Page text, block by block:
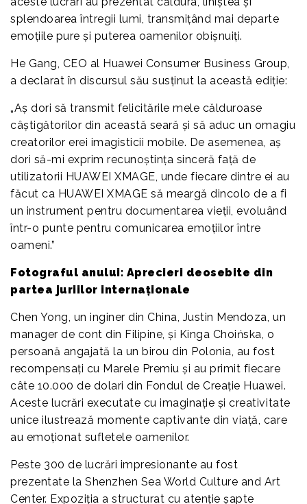
splendoarea întregii lumi, transmițând mai departe
emoțiile pure și puterea oamenilor obișnuiți.
He Gang, CEO al Huawei Consumer Business Group,
a declarat în discursul său susținut la această ediție:
„Aș dori să transmit felicitările mele călduroase
câștigătorilor din această seară și să aduc un omagiu
creatorilor erei imagisticii mobile. De asemenea, aș
dori să-mi exprim recunoștința sinceră față de
utilizatorii HUAWEI XMAGE, unde fiecare dintre ei au
făcut ca HUAWEI XMAGE să meargă dincolo de a fi
un instrument pentru documentarea vieții, evoluând
într-o punte pentru comunicarea emoțiilor între
oameni.”
Fotograful anului: Aprecieri deosebite din
partea juriilor internaționale
Chen Yong, un inginer din China, Justin Mendoza, un
manager de cont din Filipine, și Kinga Choińska, o
persoană angajată la un birou din Polonia, au fost
recompensați cu Marele Premiu și au primit fiecare
câte 10.000 de dolari din Fondul de Creație Huawei.
Aceste lucrări executate cu imaginație și creativitate
unice ilustrează momente captivante din viață, care
au emoționat sufletele oamenilor.
Peste 300 de lucrări impresionante au fost
prezentate la Shenzhen Sea World Culture and Art
Center. Expoziția a structurat cu atenție șapte